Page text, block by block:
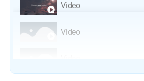
Video
Video